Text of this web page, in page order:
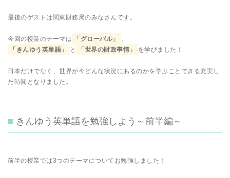
最後のゲストは関東財務局のみなさんです。
今回の授業のテーマは 「グローバル」
。
「きんゆう英単語」
と 「世界の財政事情」 を学びました！
日本だけでなく、世界が今どんな状況にあるのかを学ぶことできる充実し
た時間となりました。
きんゆう英単語を勉強しよう～前半編～
前半の授業では3つのテーマについてお勉強しました！